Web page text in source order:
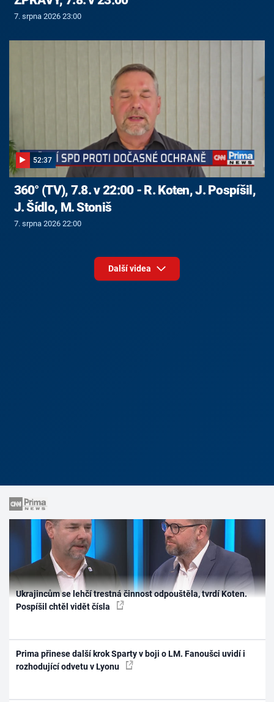
7. srpna 2026 23:00
52:37
360° (TV), 7.8. v 22:00 - R. Koten, J. Pospíšil,
J. Šídlo, M. Stoniš
7. srpna 2026 22:00
Další videa
Ukrajincům se lehčí trestná činnost odpouštěla, tvrdí Koten.
Pospíšil chtěl vidět čísla
Prima přinese další krok Sparty v boji o LM. Fanoušci uvidí i
rozhodující odvetu v Lyonu